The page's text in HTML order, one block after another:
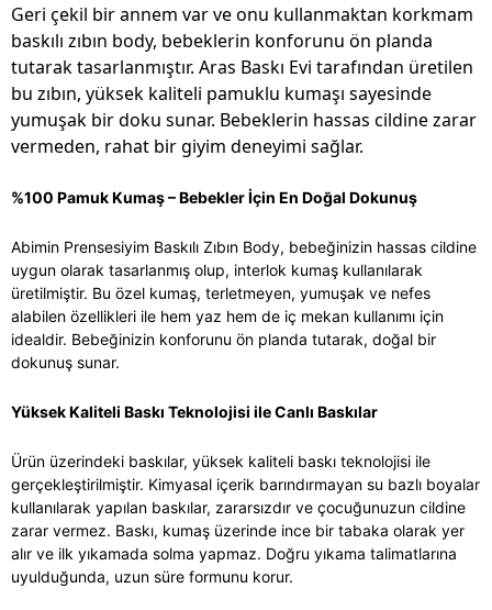
Geri çekil bir annem var ve onu kullanmaktan korkmam
baskılı zıbın body, bebeklerin konforunu ön planda
tutarak tasarlanmıştır. Aras Baskı Evi tarafından üretilen
bu zıbın, yüksek kaliteli pamuklu kumaşı sayesinde
yumuşak bir doku sunar. Bebeklerin hassas cildine zarar
vermeden, rahat bir giyim deneyimi sağlar.
%100 Pamuk Kumaş – Bebekler İçin En Doğal Dokunuş
Abimin Prensesiyim Baskılı Zıbın Body, bebeğinizin hassas cildine
uygun olarak tasarlanmış olup, interlok kumaş kullanılarak
üretilmiştir. Bu özel kumaş, terletmeyen, yumuşak ve nefes
alabilen özellikleri ile hem yaz hem de iç mekan kullanımı için
idealdir. Bebeğinizin konforunu ön planda tutarak, doğal bir
dokunuş sunar.
Yüksek Kaliteli Baskı Teknolojisi ile Canlı Baskılar
Ürün üzerindeki baskılar, yüksek kaliteli baskı teknolojisi ile
gerçekleştirilmiştir. Kimyasal içerik barındırmayan su bazlı boyalar
kullanılarak yapılan baskılar, zararsızdır ve çocuğunuzun cildine
zarar vermez. Baskı, kumaş üzerinde ince bir tabaka olarak yer
alır ve ilk yıkamada solma yapmaz. Doğru yıkama talimatlarına
uyulduğunda, uzun süre formunu korur.